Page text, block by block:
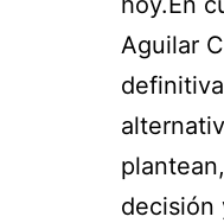
Aguilar
decisión